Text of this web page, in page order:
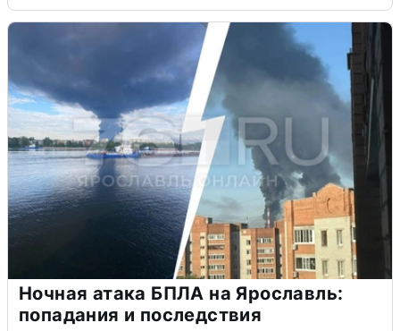
Ночная атака БПЛА на Ярославль:
попадания и последствия